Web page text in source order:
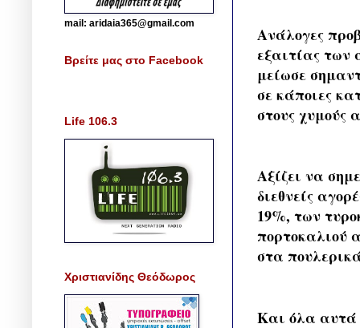
Ανάλογες
εξαιτίας των
μείωσε
σε κάποιες
στους χυμούς
Αξίζει να
διεθνείς
19%, των
πορτοκαλιού
στα
Και όλα αυτά
mail: aridaia365@gmail.com
Βρείτε μας στο Facebook
Life 106.3
Χριστιανίδης Θεόδωρος